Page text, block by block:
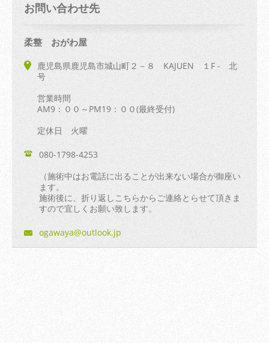
お問い合わせ先
柔整 おがわ屋
鹿児島県鹿児島市城山町２－８ KAJUEN １F - 北
号
営業時間
AM9：００～PM19：００(最終受付)
定休日 火曜
080-1798-4253
（施術中はお電話に出ることが出来ない場合が御座い
ます。
施術後に、折り返しこちらからご連絡とらせて頂きま
すので宜しくお願い致します。
ogawaya@outlook.jp